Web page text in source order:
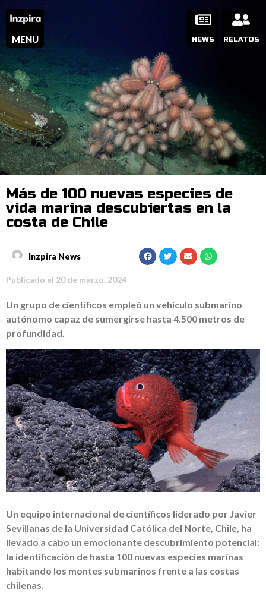
MENU NEWS RELATOS
Más de 100 nuevas especies de
vida marina descubiertas en la
costa de Chile
Inzpira News
Publicado el 20 de marzo, 2024
Un grupo de científicos empleó un vehículo submarino
autónomo capaz de sumergirse hasta 4.500 metros de
profundidad.
Un equipo internacional de científicos liderado por Javier
Sevillanas de la Universidad Católica del Norte, Chile, ha
llevado a cabo un emocionante descubrimiento potencial:
la identificación de hasta 100 nuevas especies marinas
habitando los montes submarinos frente a las costas
chilenas.